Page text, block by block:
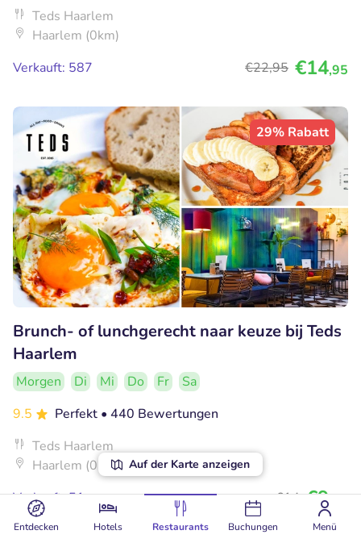
Entdecken Hotels Restaurants Buchungen Menü
Auf der Karte anzeigen
Teds Haarlem
Haarlem (0km)
Verkauft: 587
€22,95 €14,95
29% Rabatt
Brunch- of lunchgerecht naar keuze bij Teds
Haarlem
Morgen Di Mi Do Fr
Sa
9.5
Perfekt • 440 Bewertungen
Teds Haarlem
Haarlem (0km)
Verkauft: 51
€14 €9,95